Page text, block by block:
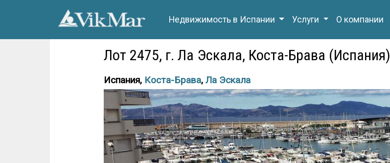
Недвижимость в Испании Услуги О компании
Лот 2475, г. Ла Эскала, Коста-Брава (Испания)
Испания, Коста-Брава, Ла Эскала